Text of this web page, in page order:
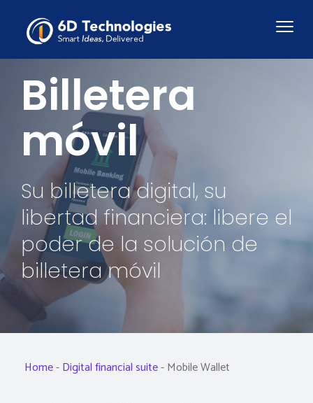
Billetera
móvil
Su billetera digital, su
libertad financiera: libere el
poder de la solución de
billetera móvil
Home-Digital financial suite-Mobile Wallet